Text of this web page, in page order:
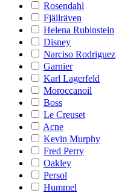
Rosendahl
Fjällräven
Helena Rubinstein
Disney
Narciso Rodriguez
Garnier
Karl Lagerfeld
Moroccanoil
Boss
Le Creuset
Acne
Kevin Murphy
Fred Perry
Oakley
Persol
Hummel